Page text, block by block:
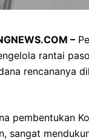
–
rantai
rencananya
pembentukan
sangat